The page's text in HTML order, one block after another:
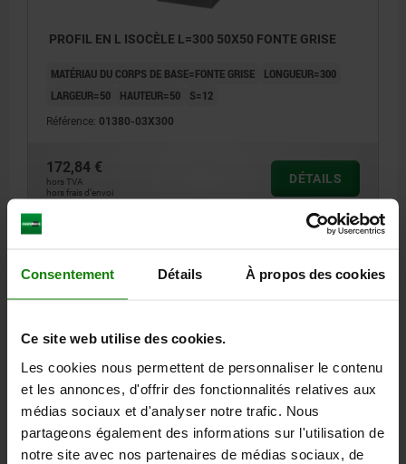
Consentement Détails À propos des cookies
Ce site web utilise des cookies.
Les cookies nous permettent de personnaliser le contenu
et les annonces, d'offrir des fonctionnalités relatives aux
médias sociaux et d'analyser notre trafic. Nous
partageons également des informations sur l'utilisation de
notre site avec nos partenaires de médias sociaux, de
PROFIL EN L ISOCÈLE L=300 50X50 FONTE GRISE
MATÉRIAU DU CORPS DE BASE=FONTE GRISE
LONGUEUR=300
LARGEUR=50
HAUTEUR=50 S=12
Référence: 01380-03X300
172,84 €
hors TVA
hors frais d’envoi
DÉTAILS
PROFIL EN L ISOCÈLE L=150 63X63 FONTE GRISE
MATÉRIAU DU CORPS DE BASE=FONTE GRISE LONGUEUR=150
LARGEUR=63 HAUTEUR=63 S=12